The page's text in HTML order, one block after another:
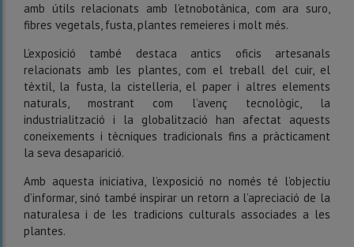
amb útils relacionats amb l’etnobotànica, com ara suro,
fibres vegetals, fusta, plantes remeieres i molt més.
L’exposició també destaca antics oficis artesanals
relacionats amb les plantes, com el treball del cuir, el
tèxtil, la fusta, la cistelleria, el paper i altres elements
naturals, mostrant com l’avenç tecnològic, la
industrialització i la globalització han afectat aquests
coneixements i tècniques tradicionals fins a pràcticament
la seva desaparició.
Amb aquesta iniciativa, l’exposició no només té l’objectiu
d’informar, sinó també inspirar un retorn a l’apreciació de la
naturalesa i de les tradicions culturals associades a les
plantes.